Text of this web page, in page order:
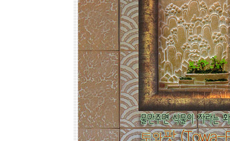
거실아트월,쇼파월,중문,콘솔☆
고객님의 벽체 사이즈를 예를들어 가
로 3m라면 바로 위 검색코너에서 가로
3000을'클릭'해서 원하는 크기의 상품
들을 보시고 찾으시는 가격과 디자인
을 메모하시고 고객센타로 전화상담
전문 상담원이 제대로 된 친환경 인테
리어자재로 값싼 인테리어가 되는 노
하우를 제시해 드립니다.
황토타일의 제습기능으로 끈적한 여
름은 시원하게.. 겨울은 가습기능과 원